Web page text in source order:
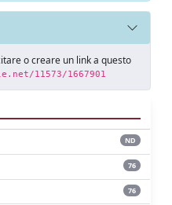
o creare un link a questo
11573/1667901
ND
76
76